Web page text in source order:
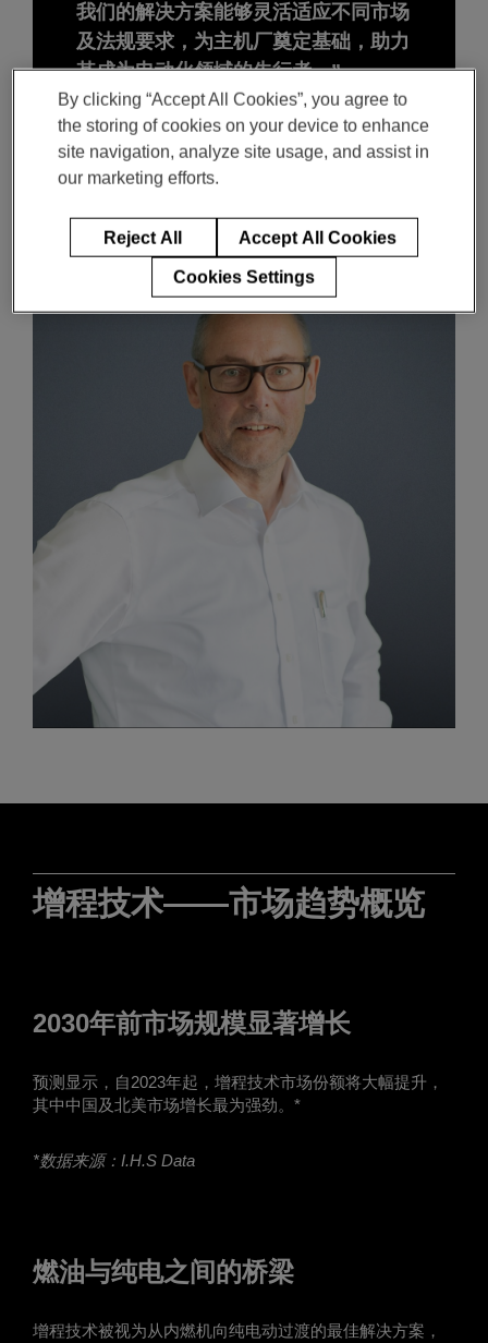
我们的解决方案能够灵活适应不同市场
及法规要求，为主机厂奠定基础，助力
其成为电动化领域的先行者。”
Ulrich Knoedel博士
麦格纳动力总成（江西）有限公司 工程总监
增程技术——市场趋势概览
2030年前市场规模显著增长
预测显示，自2023年起，增程技术市场份额将大幅提升，
其中中国及北美市场增长最为强劲。*
*数据来源： I.H.S Data
燃油与纯电之间的桥梁
增程技术被视为从内燃机向纯电动过渡的最佳解决方案，
By clicking “Accept All Cookies”, you agree to
the storing of cookies on your device to enhance
site navigation, analyze site usage, and assist in
our marketing efforts.
Reject All Accept All Cookies
Cookies Settings